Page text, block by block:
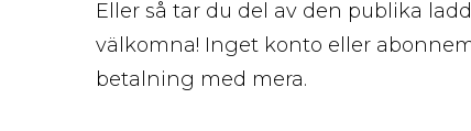
Eller så tar du del av den publika
välkomna! Inget konto eller
betalning med mera.